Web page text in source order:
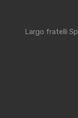
Largo fratelli